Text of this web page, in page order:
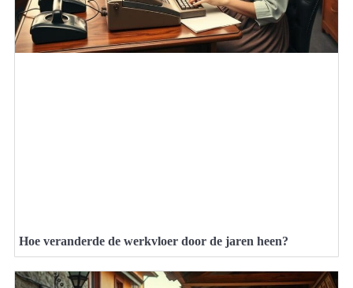
Hoe veranderde de werkvloer door de jaren heen?